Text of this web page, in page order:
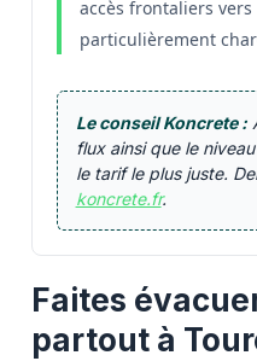
accès frontaliers
particulièrement
Le conseil Koncrete :
flux ainsi que le
le tarif le plus juste.
koncrete.fr.
Faites
partout à